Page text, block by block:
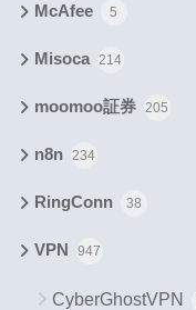
McAfee 5
Misoca 214
moomoo証券 205
n8n 234
RingConn 38
VPN 947
CyberGhostVPN